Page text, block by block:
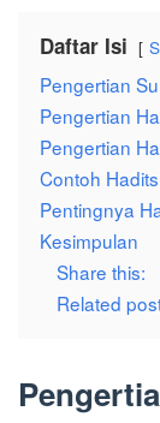
Daftar Isi
Pengertian
Pengertian
Pengertian
Contoh
Pentingnya
Kesimpulan
Share this:
Related